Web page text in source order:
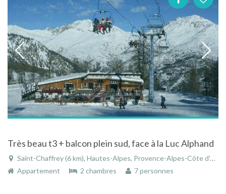
Très beau t3 + balcon plein sud, face à la Luc Alphand
Saint-Chaffrey (6 km), Hautes-Alpes, Provence-Alpes-Côte d'Azur, France
Appartement
2 chambres 7 personnes